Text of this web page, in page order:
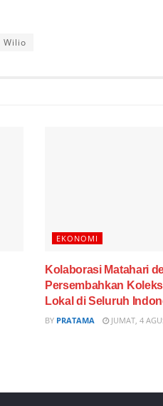
Wilio
EKONOMI
Kolaborasi Matahari
Persembahkan
Lokal di Seluruh
BY PRATAMA JUMAT, 4